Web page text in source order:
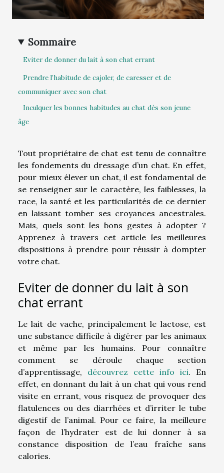
Sommaire
Eviter de donner du lait à son chat errant
Prendre l’habitude de cajoler, de caresser et de
communiquer avec son chat
Inculquer les bonnes habitudes au chat dès son jeune
âge
Tout propriétaire de chat est tenu de connaître
les fondements du dressage d’un chat. En effet,
pour mieux élever un chat, il est fondamental de
se renseigner sur le caractère, les faiblesses, la
race, la santé et les particularités de ce dernier
en laissant tomber ses croyances ancestrales.
Mais, quels sont les bons gestes à adopter ?
Apprenez à travers cet article les meilleures
dispositions à prendre pour réussir à dompter
votre chat.
Eviter de donner du lait à son
chat errant
Le lait de vache, principalement le lactose, est
une substance difficile à digérer par les animaux
et même par les humains. Pour connaître
comment se déroule chaque section
d’apprentissage, découvrez cette info ici. En
effet, en donnant du lait à un chat qui vous rend
visite en errant, vous risquez de provoquer des
flatulences ou des diarrhées et d’irriter le tube
digestif de l’animal. Pour ce faire, la meilleure
façon de l’hydrater est de lui donner à sa
constance disposition de l’eau fraîche sans
calories.